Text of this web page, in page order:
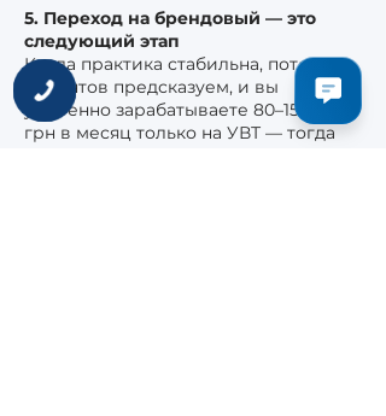
5. Переход на брендовый — это
следующий этап
Когда практика стабильна, поток
клиентов предсказуем, и вы
уверенно зарабатываете 80–150 тыс.
грн в месяц только на УВТ — тогда